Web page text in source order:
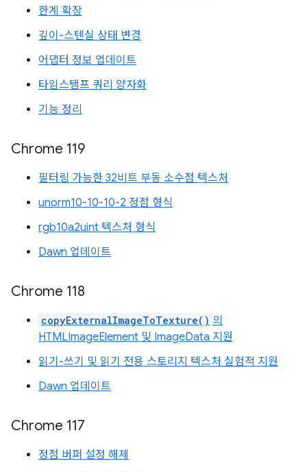
한계 확장
깊이-스텐실 상태 변경
어댑터 정보 업데이트
타임스탬프 쿼리 양자화
기능 정리
Chrome 119
필터링 가능한 32비트 부동 소수점 텍스처
unorm10-10-10-2 정점 형식
rgb10a2uint 텍스처 형식
Dawn 업데이트
Chrome 118
copyExternalImageToTexture() 의
HTMLImageElement 및 ImageData 지원
읽기-쓰기 및 읽기 전용 스토리지 텍스처 실험적 지원
Dawn 업데이트
Chrome 117
정점 버퍼 설정 해제